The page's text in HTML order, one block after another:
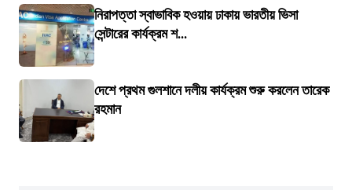
নিরাপত্তা স্বাভাবিক হওয়ায় ঢাকায় ভারতীয় ভিসা
সেন্টারের কার্যক্রম শ...
দেশে প্রথম গুলশানে দলীয় কার্যক্রম শুরু করলেন তারেক
রহমান